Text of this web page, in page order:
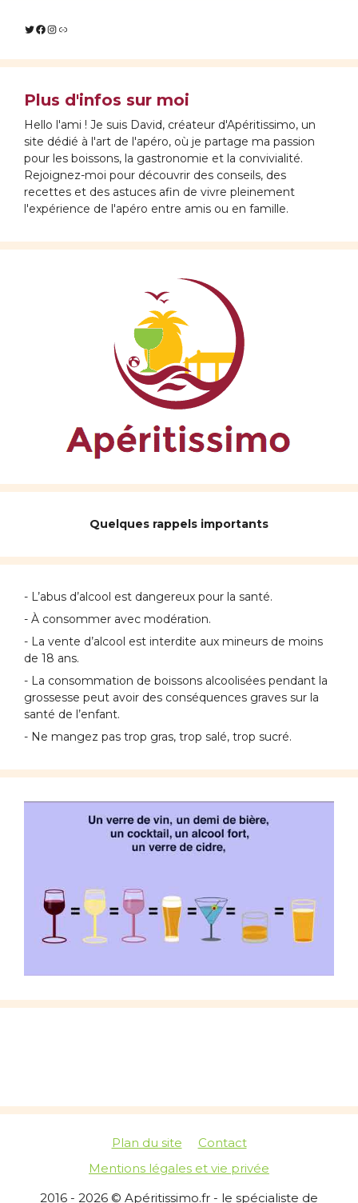
Twitter
Facebook
Instagram
Lien
Plus d'infos sur moi
Hello l'ami ! Je suis David, créateur d'Apéritissimo, un
site dédié à l'art de l'apéro, où je partage ma passion
pour les boissons, la gastronomie et la convivialité.
Rejoignez-moi pour découvrir des conseils, des
recettes et des astuces afin de vivre pleinement
l'expérience de l'apéro entre amis ou en famille.
Quelques rappels importants
- L’abus d’alcool est dangereux pour la santé.
- À consommer avec modération.
- La vente d’alcool est interdite aux mineurs de moins
de 18 ans.
- La consommation de boissons alcoolisées pendant la
grossesse peut avoir des conséquences graves sur la
santé de l’enfant.
- Ne mangez pas trop gras, trop salé, trop sucré.
Plan du site
Contact
Mentions légales et vie privée
2016 - 2026 © Apéritissimo.fr - le spécialiste de